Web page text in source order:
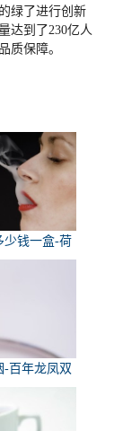
绿了进行创新
达到了230亿人
质保障。
少钱一盒-荷
一盒
-百年龙凤双